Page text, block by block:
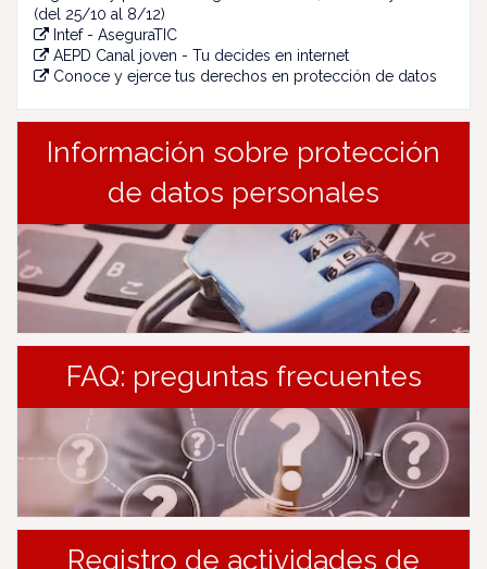
(del 25/10 al 8/12)
Intef - AseguraTIC
AEPD Canal joven - Tu decides en internet
Conoce y ejerce tus derechos en protección de datos
Información sobre protección
de datos personales
FAQ: preguntas frecuentes
Registro de actividades de